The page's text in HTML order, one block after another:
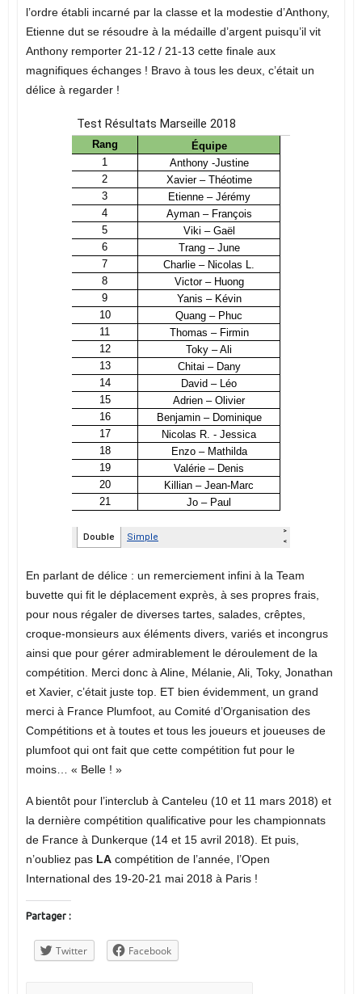
l’ordre établi incarné par la classe et la modestie d’Anthony,
Etienne dut se résoudre à la médaille d’argent puisqu’il vit
Anthony remporter 21-12 / 21-13 cette finale aux
magnifiques échanges ! Bravo à tous les deux, c’était un
délice à regarder !
En parlant de délice : un remerciement infini à la Team
buvette qui fit le déplacement exprès, à ses propres frais,
pour nous régaler de diverses tartes, salades, crêptes,
croque-monsieurs aux éléments divers, variés et incongrus
ainsi que pour gérer admirablement le déroulement de la
compétition. Merci donc à Aline, Mélanie, Ali, Toky, Jonathan
et Xavier, c’était juste top. ET bien évidemment, un grand
merci à France Plumfoot, au Comité d’Organisation des
Compétitions et à toutes et tous les joueurs et joueuses de
plumfoot qui ont fait que cette compétition fut pour le
moins… « Belle ! »
A bientôt pour l’interclub à Canteleu (10 et 11 mars 2018) et
la dernière compétition qualificative pour les championnats
de France à Dunkerque (14 et 15 avril 2018). Et puis,
n’oubliez pas LAcompétition de l’année, l’Open
International des 19-20-21 mai 2018 à Paris !
Partager :
Twitter Facebook